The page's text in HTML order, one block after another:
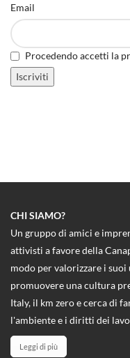
Email
Procedendo accetti la
CHI SIAMO?
Un gruppo di amici e
attivisti a favore della
modo per valorizzare i
promuovere una cultura
Italy, il km zero e cerca di
l'ambiente e i diritti dei
Leggi di più